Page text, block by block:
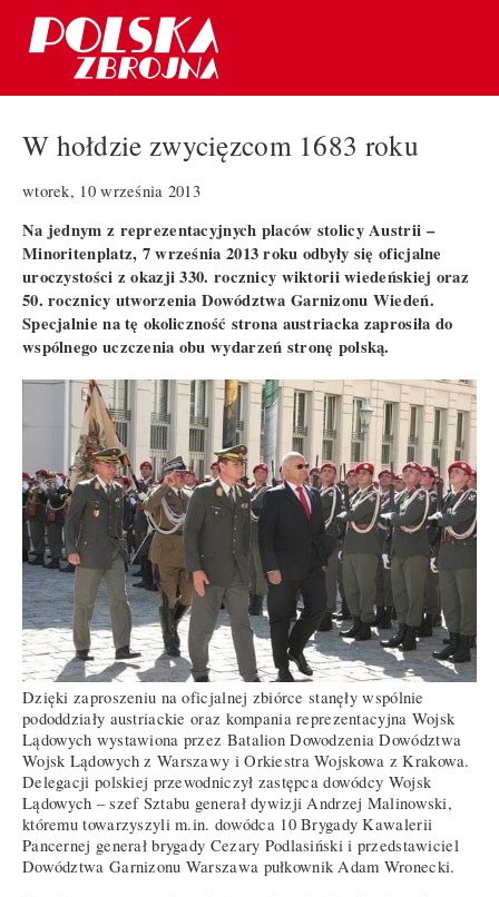
W hołdzie zwycięzcom 1683 roku
wtorek, 10 września 2013
Na jednym z reprezentacyjnych placów stolicy Austrii –
Minoritenplatz, 7 września 2013 roku odbyły się oficjalne
uroczystości z okazji 330. rocznicy wiktorii wiedeńskiej oraz
50. rocznicy utworzenia Dowództwa Garnizonu Wiedeń.
Specjalnie na tę okoliczność strona austriacka zaprosiła do
wspólnego uczczenia obu wydarzeń stronę polską.
Dzięki zaproszeniu na oficjalnej zbiórce stanęły wspólnie
pododdziały austriackie oraz kompania reprezentacyjna Wojsk
Lądowych wystawiona przez Batalion Dowodzenia Dowództwa
Wojsk Lądowych z Warszawy i Orkiestra Wojskowa z Krakowa.
Delegacji polskiej przewodniczył zastępca dowódcy Wojsk
Lądowych – szef Sztabu generał dywizji Andrzej Malinowski,
któremu towarzyszyli m.in. dowódca 10 Brygady Kawalerii
Pancernej generał brygady Cezary Podlasiński i przedstawiciel
Dowództwa Garnizonu Warszawa pułkownik Adam Wronecki.